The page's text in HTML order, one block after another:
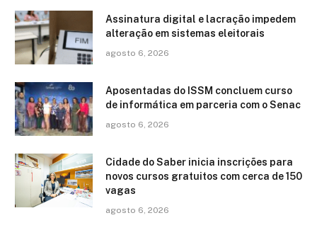
Assinatura digital e lacração impedem
alteração em sistemas eleitorais
agosto 6, 2026
Aposentadas do ISSM concluem curso
de informática em parceria com o Senac
agosto 6, 2026
Cidade do Saber inicia inscrições para
novos cursos gratuitos com cerca de 150
vagas
agosto 6, 2026